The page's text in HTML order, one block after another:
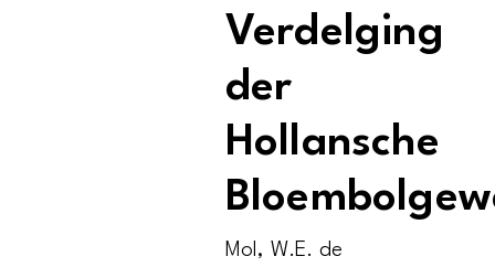
Verdelging
der
Hollansche
Mol, W.E. de